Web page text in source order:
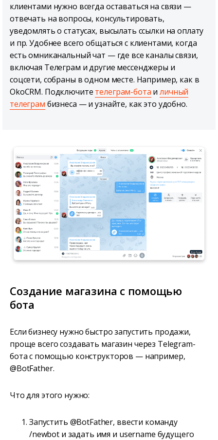
клиентами нужно всегда оставаться на связи —
отвечать на вопросы, консультировать,
уведомлять о статусах, высылать ссылки на оплату
и пр. Удобнее всего общаться с клиентами, когда
есть омниканальный чат — где все каналы связи,
включая Телеграм и другие мессенджеры и
соцсети, собраны в одном месте. Например, как в
OkoCRM. Подключите телеграм-бота иличный
телеграм бизнеса — и узнайте, как это удобно.
Создание магазина с помощью
бота
Если бизнесу нужно быстро запустить продажи,
проще всего создавать магазин через Telegram-
бота с помощью конструкторов — например,
@BotFather.
Что для этого нужно:
Запустить @BotFather, ввести команду
/newbot и задать имя и username будущего